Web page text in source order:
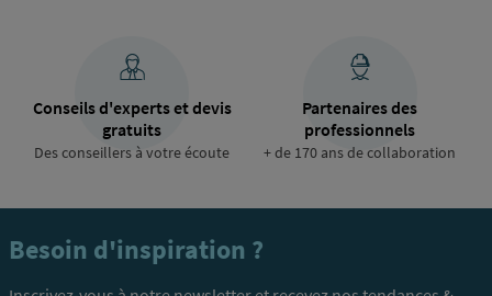
Conseils d'experts et devis
gratuits
Des conseillers à votre écoute
Partenaires des
professionnels
+ de 170 ans de collaboration
Besoin d'inspiration ?